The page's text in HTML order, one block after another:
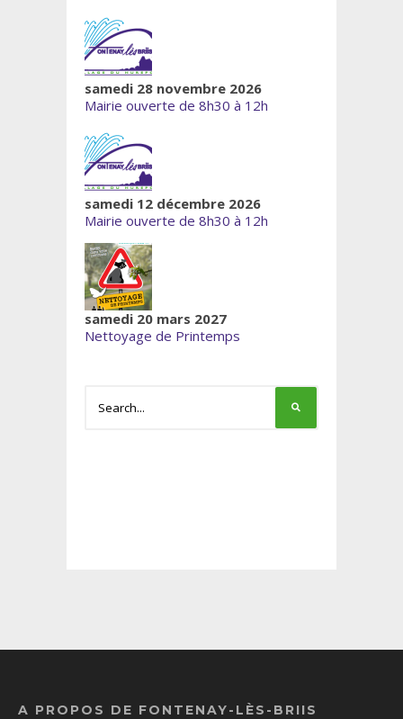
samedi 28 novembre 2026
Mairie ouverte de 8h30 à 12h
samedi 12 décembre 2026
Mairie ouverte de 8h30 à 12h
samedi 20 mars 2027
Nettoyage de Printemps
A PROPOS DE FONTENAY-LÈS-BRIIS